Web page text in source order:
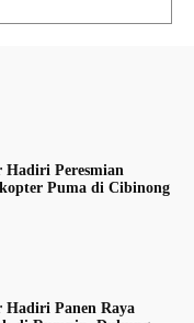
Hadiri Peresmian
Puma di Cibinong
Hadiri Panen Raya